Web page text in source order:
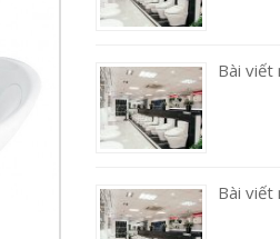
Bài viết
Bài viết